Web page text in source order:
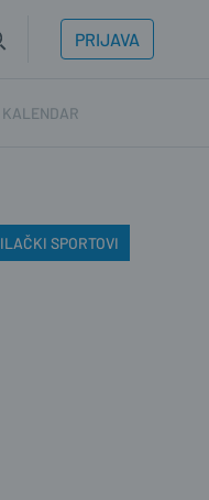
PRIJAVA
KALENDAR
SPORTOVI